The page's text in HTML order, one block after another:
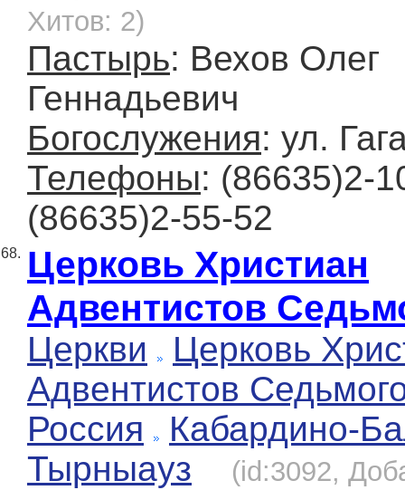
Хитов: 2)
Пастырь: Вехов Олег
Геннадьевич
Богослужения: ул.
Телефоны: (86635)2-
(86635)2-55-52
68. Церковь Христиан
Адвентистов
Церкви
Церковь
Адвентистов
Россия
Кабардино-
Тырныауз
(id:3092,